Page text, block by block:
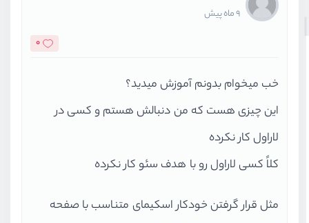
9 ماه پیش
0
خب میخوام بدونم آموزش میدید؟
این چیزی هست که من دنبالش هستم و کسی در
لاراول کار نکرده
کلاً کسی لاراول رو با هدف سئو کار نکرده
مثل قرار گرفتن خودکار اسکیمای متناسب با صفحه